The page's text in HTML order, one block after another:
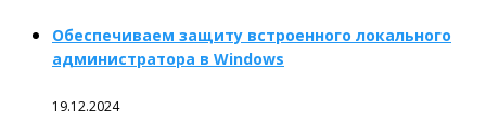
Обеспечиваем защиту встроенного локального
администратора в Windows
19.12.2024